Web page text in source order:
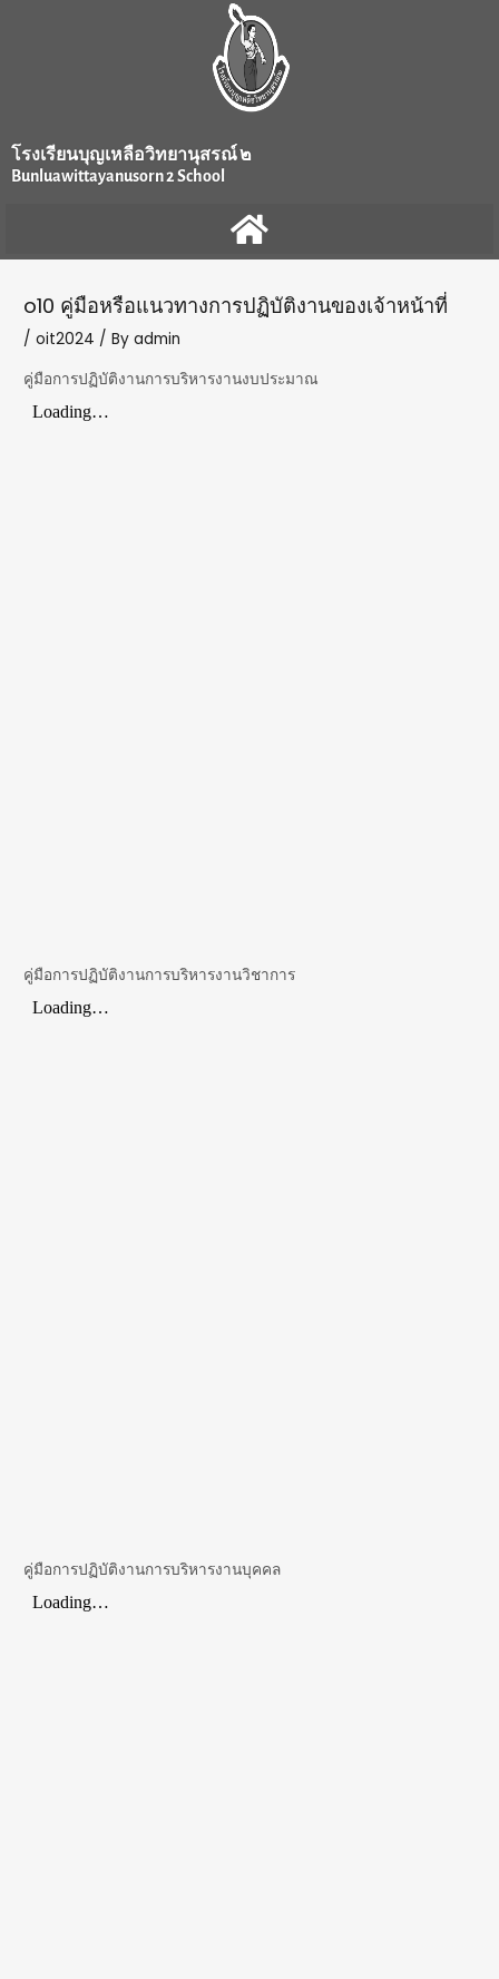
โรงเรียนบุญเหลือวิทยานุสรณ์ ๒
Bunluawittayanusorn 2 School
o10 คู่มือหรือแนวทางการปฏิบัติงานของเจ้าหน้าที่
/oit2024 / Byadmin
คู่มือการปฏิบัติงานการบริหารงานงบประมาณ
คู่มือการปฏิบัติงานการบริหารงานวิชาการ
คู่มือการปฏิบัติงานการบริหารงานบุคคล